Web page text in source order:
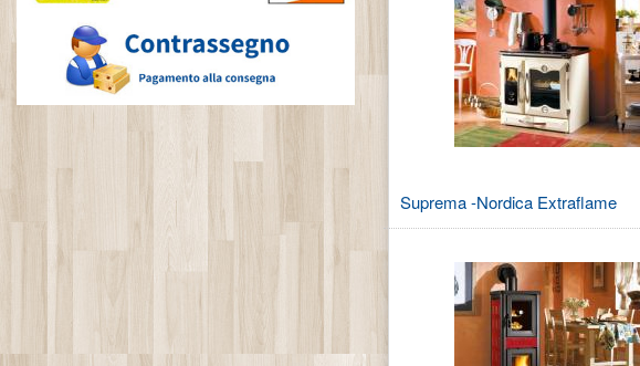
Suprema -Nordica Extraflame